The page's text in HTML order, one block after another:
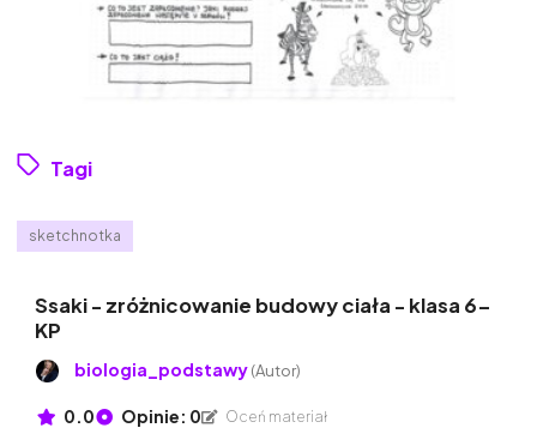
Tagi
sketchnotka
Ssaki - zróżnicowanie budowy ciała - klasa 6-
KP
biologia_podstawy(Autor)
0.0 Opinie: 0 Oceń materiał